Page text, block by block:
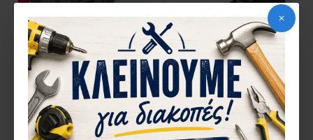
Giesse 60.02933000
ΚΙΤ ΣΥΡ/ΝΩΝ GIESSE
ΑΜΟΡΤ.ΑΠΛΟΥ GOS-S
Giesse 60.02911000
ΡΑΟΥΛΟ GIESSE CARRERA
ΔΙΠΛΟ GOS-S ΓΙΑ EUROPA